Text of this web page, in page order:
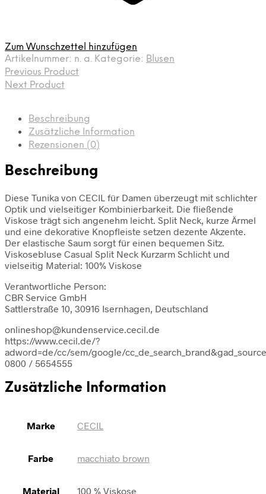
Zum Wunschzettel hinzufügen
Artikelnummer: n. a. Kategorie: Blusen
Previous Product
Next Product
Beschreibung
Zusätzliche Information
Rezensionen (0)
Beschreibung
Diese Tunika von CECIL für Damen überzeugt mit schlichter
Optik und vielseitiger Kombinierbarkeit. Die fließende
Viskose trägt sich angenehm leicht. Split Neck, kurze Ärmel
und eine dekorative Knopfleiste setzen dezente Akzente.
Der elastische Saum sorgt für einen bequemen Sitz.
Viskosebluse Casual Split Neck Kurzarm Schlicht und
vielseitig Material: 100% Viskose
Verantwortliche Person:
CBR Service GmbH
Sattlerstraße 10, 30916 Isernhagen, Deutschland
onlineshop@kundenservice.cecil.de
https://www.cecil.de/?
adword=de/cc/sem/google/
0800 / 5654555
Zusätzliche Information
Marke CECIL
Farbe macchiato brown
Material 100 % Viskose